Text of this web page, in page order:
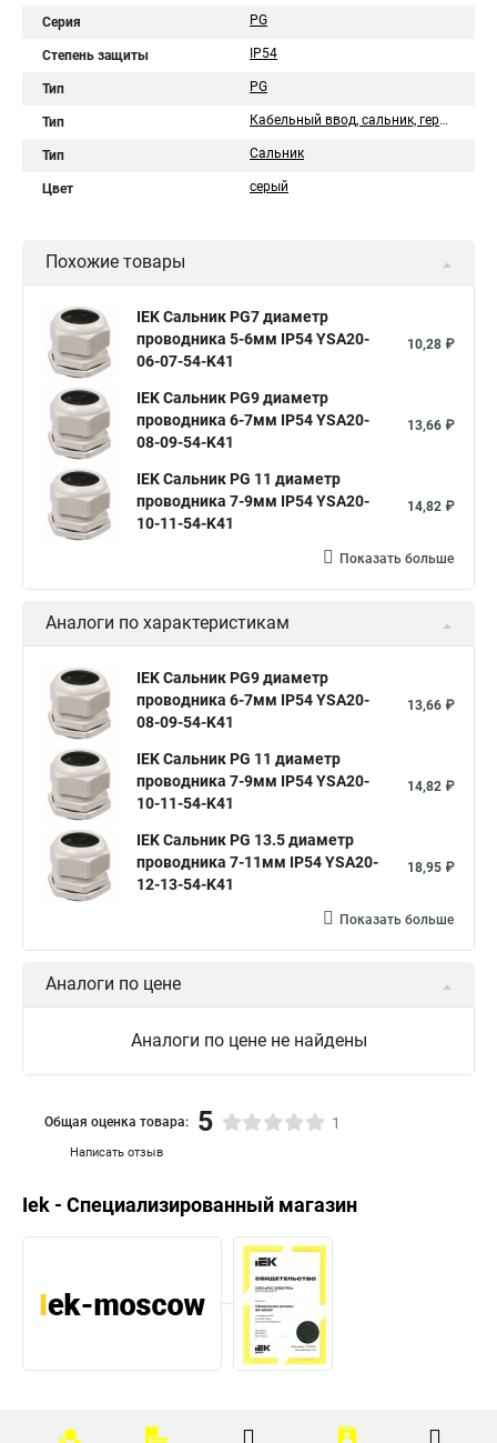
Серия PG
Степень защиты IP54
Тип PG
Тип Кабельный ввод, сальник, гермоввод
Тип Сальник
Цвет серый
Похожие товары
IEK Сальник PG7 диаметр
проводника 5-6мм IP54 YSA20-
06-07-54-K41
10,28 ₽
IEK Сальник PG9 диаметр
проводника 6-7мм IP54 YSA20-
08-09-54-K41
13,66 ₽
IEK Сальник PG 11 диаметр
проводника 7-9мм IP54 YSA20-
10-11-54-K41
14,82 ₽
Показать больше
Аналоги по характеристикам
IEK Сальник PG9 диаметр
проводника 6-7мм IP54 YSA20-
08-09-54-K41
13,66 ₽
IEK Сальник PG 11 диаметр
проводника 7-9мм IP54 YSA20-
10-11-54-K41
14,82 ₽
IEK Сальник PG 13.5 диаметр
проводника 7-11мм IP54 YSA20-
12-13-54-K41
18,95 ₽
Показать больше
Аналоги по цене
Аналоги по цене не найдены
Написать отзыв
Общая оценка товара: 5 1
Iek - Специализированный магазин